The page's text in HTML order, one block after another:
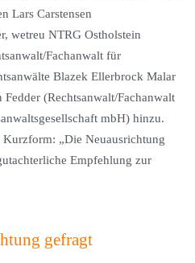
Lars Carstensen
wetreu NTRG Ostholstein
Fachanwalt für
Blazek Ellerbrock Malar
(Rechtsanwalt/Fachanwalt
mbH) hinzu.
„Die Neuausrichtung
Empfehlung zur
gefragt